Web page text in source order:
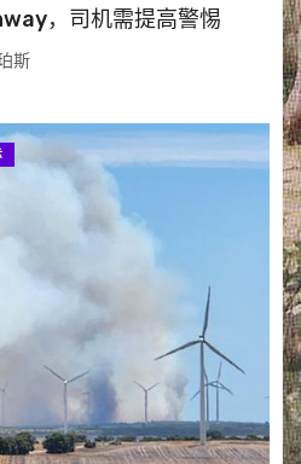
，司机需提高警惕
斯